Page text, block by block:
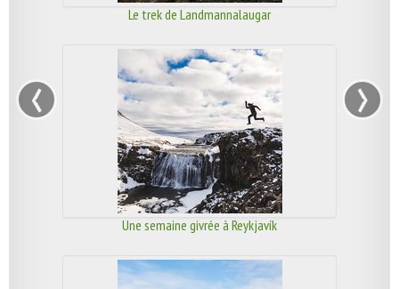
Le trek de Landmannalaugar
Une semaine givrée à Reykjavík
‹ ›